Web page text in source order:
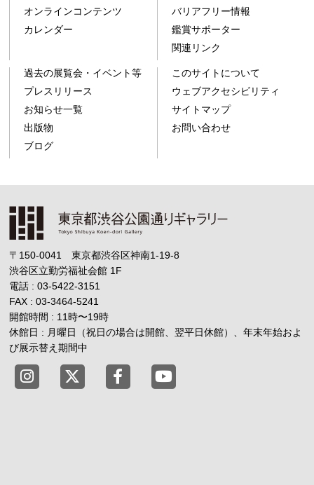
オンラインコンテンツ
カレンダー
バリアフリー情報
鑑賞サポーター
関連リンク
過去の展覧会・イベント等
プレスリリース
お知らせ一覧
出版物
ブログ
このサイトについて
ウェブアクセシビリティ
サイトマップ
お問い合わせ
〒150-0041 東京都渋谷区神南1-19-8
渋谷区立勤労福祉会館 1F
電話 : 03-5422-3151
FAX : 03-3464-5241
開館時間 : 11時〜19時
休館日 : 月曜日（祝日の場合は開館、翌平日休館）、年末年始およ
び展示替え期間中
東京都渋谷公園通りギャラリー X
東京都渋谷公園通りギャラリー
東京都渋谷公園通りギャ